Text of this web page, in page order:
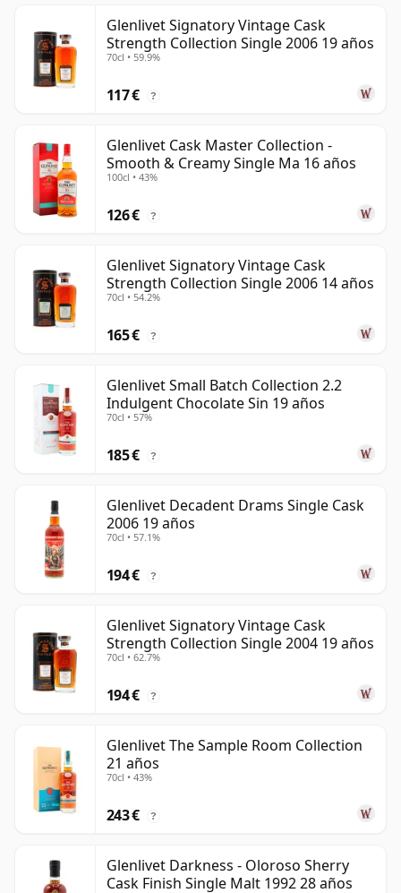
Glenlivet Signatory Vintage Cask
Strength Collection Single 2006 19 años
70cl • 59.9%
117 € ?
Glenlivet Cask Master Collection -
Smooth & Creamy Single Ma 16 años
100cl • 43%
126 € ?
Glenlivet Signatory Vintage Cask
Strength Collection Single 2006 14 años
70cl • 54.2%
165 € ?
Glenlivet Small Batch Collection 2.2
Indulgent Chocolate Sin 19 años
70cl • 57%
185 € ?
Glenlivet Decadent Drams Single Cask
2006 19 años
70cl • 57.1%
194 € ?
Glenlivet Signatory Vintage Cask
Strength Collection Single 2004 19 años
70cl • 62.7%
194 € ?
Glenlivet The Sample Room Collection
21 años
70cl • 43%
243 € ?
Glenlivet Darkness - Oloroso Sherry
Cask Finish Single Malt 1992 28 años